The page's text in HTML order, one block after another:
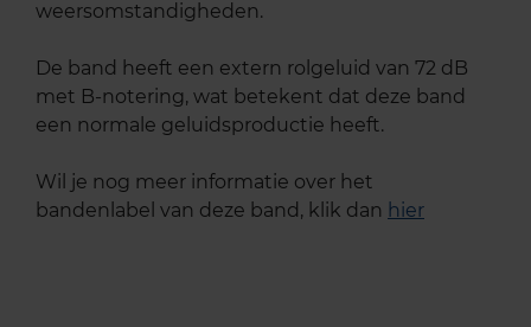
weersomstandigheden.
De band heeft een extern rolgeluid van 72 dB
met B-notering, wat betekent dat deze band
een normale geluidsproductie heeft.
Wil je nog meer informatie over het
bandenlabel van deze band, klik dan hier